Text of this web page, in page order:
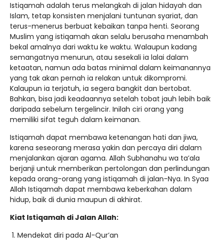
Istiqamah adalah terus melangkah di jalan hidayah dan
Islam, tetap konsisten menjalani tuntunan syariat, dan
terus-menerus berbuat kebaikan tanpa henti. Seorang
Muslim yang istiqamah akan selalu berusaha menambah
bekal amalnya dari waktu ke waktu. Walaupun kadang
semangatnya menurun, atau sesekali ia lalai dalam
ketaatan, namun ada batas minimal dalam keimanannya
yang tak akan pernah ia relakan untuk dikompromi.
Kalaupun ia terjatuh, ia segera bangkit dan bertobat.
Bahkan, bisa jadi keadaannya setelah tobat jauh lebih baik
daripada sebelum tergelincir. Inilah ciri orang yang
memiliki sifat teguh dalam keimanan.
Istiqamah dapat membawa ketenangan hati dan jiwa,
karena seseorang merasa yakin dan percaya diri dalam
menjalankan ajaran agama. Allah Subhanahu wa ta’ala
berjanji untuk memberikan pertolongan dan perlindungan
kepada orang-orang yang istiqamah di jalan-Nya. In Syaa
Allah Istiqamah dapat membawa keberkahan dalam
hidup, baik di dunia maupun di akhirat.
Kiat Istiqamah di Jalan Allah:
Mendekat diri pada Al-Qur’an